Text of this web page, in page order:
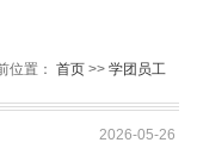
位置： 首页 >> 学团员工
2026-05-26